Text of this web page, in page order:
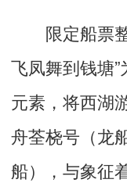
限定船票整
飞凤舞到钱塘”
元素，将西湖
舟荃桡号（龙
船），与象征